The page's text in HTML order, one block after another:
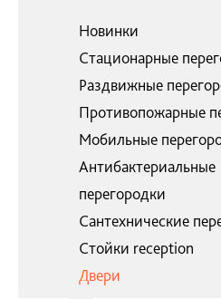
Новинки
Стационарные
Раздвижные
Противопожарные
Мобильные
Антибактериальные
перегородки
Сантехнические
Стойки reception
Двери